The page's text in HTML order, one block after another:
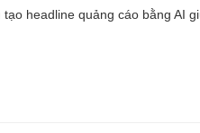
headline quảng cáo bằng AI